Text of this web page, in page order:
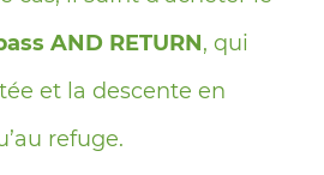
AND RETURN, qui
et la descente en
refuge.